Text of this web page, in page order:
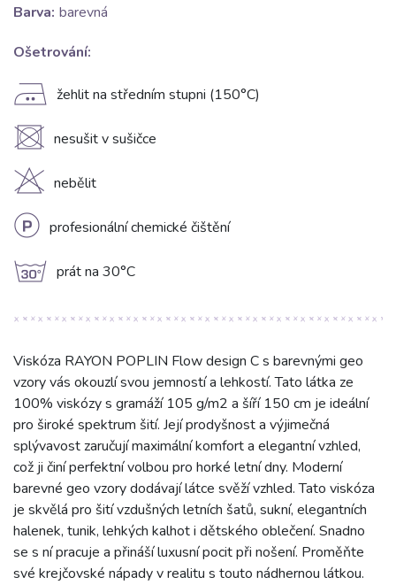
Barva: barevná
Ošetrování:
E žehlit na středním stupni (150°C)
U nesušit v sušičce
H nebělit
L profesionální chemické čištění
g prát na 30°C
Viskóza RAYON POPLIN Flow design C s barevnými geo
vzory vás okouzlí svou jemností a lehkostí. Tato látka ze
100% viskózy s gramáží 105 g/m2 a šíří 150 cm je ideální
pro široké spektrum šití. Její prodyšnost a výjimečná
splývavost zaručují maximální komfort a elegantní vzhled,
což ji činí perfektní volbou pro horké letní dny. Moderní
barevné geo vzory dodávají látce svěží vzhled. Tato viskóza
je skvělá pro šití vzdušných letních šatů, sukní, elegantních
halenek, tunik, lehkých kalhot i dětského oblečení. Snadno
se s ní pracuje a přináší luxusní pocit při nošení. Proměňte
své krejčovské nápady v realitu s touto nádhernou látkou.